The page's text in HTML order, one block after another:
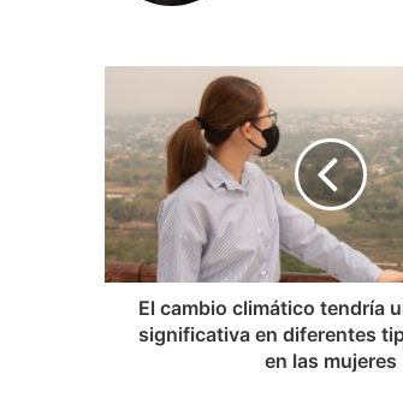
w
b
El cambio climático tendría
significativa en diferentes
en las mujeres